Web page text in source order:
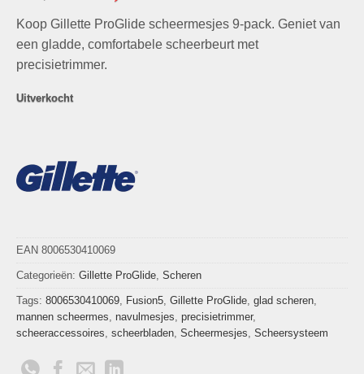
was:
€44,95.
is:
€27,95.
Koop Gillette ProGlide scheermesjes 9-pack. Geniet van
een gladde, comfortabele scheerbeurt met
precisietrimmer.
Uitverkocht
EAN 8006530410069
Categorieën: Gillette ProGlide, Scheren
Tags: 8006530410069, Fusion5, Gillette ProGlide, glad scheren,
mannen scheermes, navulmesjes, precisietrimmer,
scheeraccessoires, scheerbladen, Scheermesjes, Scheersysteem